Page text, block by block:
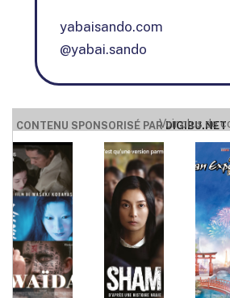
yabaisando.com
@yabai.sando
CONTENU SPONSORISÉ PARDIGIBU.NET
Voir plus de